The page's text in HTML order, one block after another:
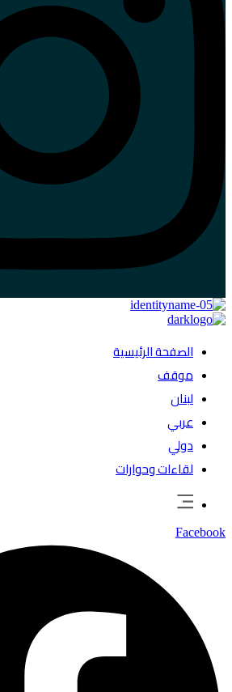
الصفحة الرئيسية
موقف
لبنان
عربي
دولي
لقاءات وحوارات
Facebook